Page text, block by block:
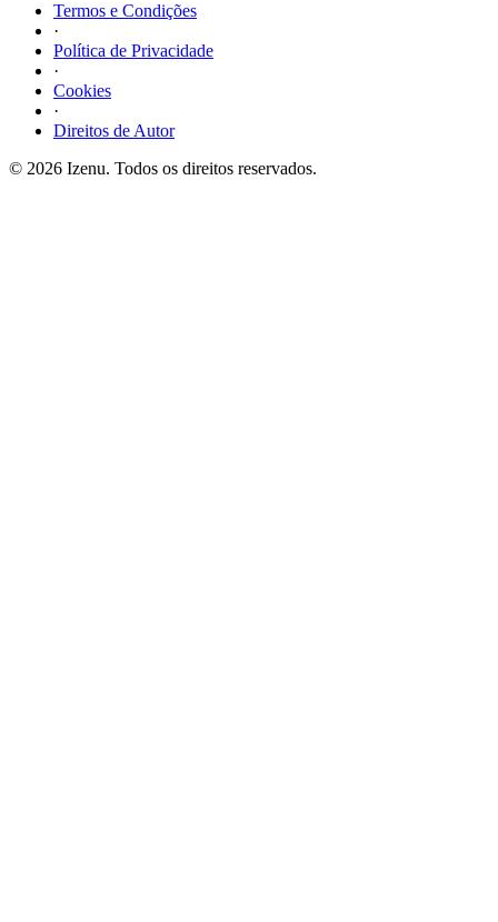
Termos e Condições
·
Política de Privacidade
·
Cookies
·
Direitos de Autor
© 2026 Izenu. Todos os direitos reservados.